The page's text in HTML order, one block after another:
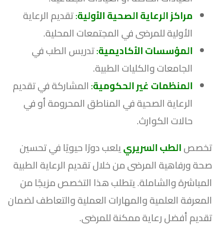
مراكز الرعاية الصحية الأولية:تقديم الرعاية
الأولية للمرضى في المجتمعات المحلية.
المؤسسات الأكاديمية:تدريس الطب في
الجامعات والكليات الطبية.
المنظمات غير الحكومية:المشاركة في تقديم
الرعاية الصحية في المناطق المحرومة أو في
حالات الكوارث.
تخصصالطب السريرييلعب دورًا حيويًا في تحسين
صحة ورفاهية المرضى من خلال تقديم الرعاية الطبية
المباشرة والشاملة. يتطلب هذا التخصص مزيجًا من
المعرفة العلمية والمهارات العملية والتعاطف لضمان
تقديم أفضل رعاية ممكنة للمرضى.